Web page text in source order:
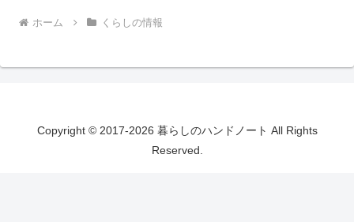
ホーム くらしの情報
Copyright © 2017-2026 暮らしのハンドノート All Rights
Reserved.